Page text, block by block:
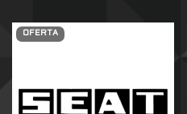
OFERTA